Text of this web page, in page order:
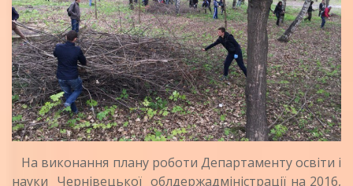
На виконання плану роботи Департаменту освіти і
науки Чернівецької облдержадміністрації на 2016,